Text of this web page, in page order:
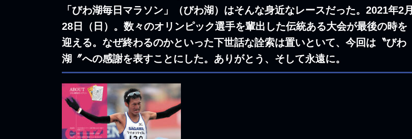
「びわ湖毎日マラソン」（びわ湖）はそんな身近なレースだった。2021年2月
28日（日）。数々のオリンピック選手を輩出した伝統ある大会が最後の時を
迎える。なぜ終わるのかといった下世話な詮索は置いといて、今回は〝びわ
湖〞への感謝を表すことにした。ありがとう、そして永遠に。